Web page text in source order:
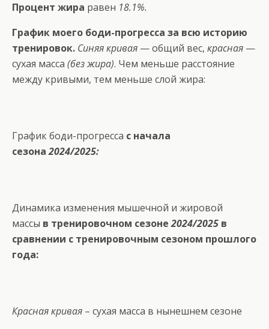
Процент жира равен 18.1%.
График моего боди-прогресса за всю историю
тренировок. Синяя кривая — общий вес, красная —
сухая масса (без жира). Чем меньше расстояние
между кривыми, тем меньше слой жира:
График боди-прогресса с начала
сезона2024/2025:
Динамика изменения мышечной и жировой
массы в тренировочном сезоне2024/2025 в
сравнении с тренировочным сезоном прошлого
года:
Красная кривая – сухая масса в нынешнем сезоне